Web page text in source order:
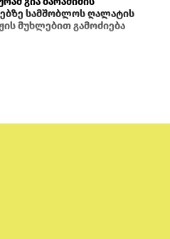
სამშობლოს ღალატის
მუხლებით გამოძიება